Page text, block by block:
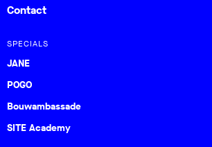
Contact
SPECIALS
JANE
POGO
Bouwambassade
SITE Academy